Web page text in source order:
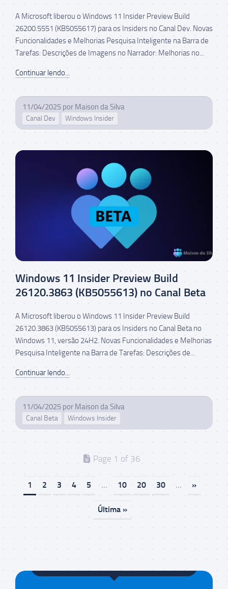
A Microsoft liberou o Windows 11 Insider Preview Build
26200.5551 (KB5055617) para os Insiders no Canal Dev. Novas
Funcionalidades e Melhorias Pesquisa Inteligente na Barra de
Tarefas: Descrições de Imagens no Narrador: Melhorias no...
Continuar lendo...
11/04/2025 por Maison da Silva
Canal Dev Windows Insider
Windows 11 Insider Preview Build
26120.3863 (KB5055613) no Canal Beta
A Microsoft liberou o Windows 11 Insider Preview Build
26120.3863 (KB5055613) para os Insiders no Canal Beta no
Windows 11, versão 24H2. Novas Funcionalidades e Melhorias
Pesquisa Inteligente na Barra de Tarefas: Descrições de...
Continuar lendo...
11/04/2025 por Maison da Silva
Canal Beta Windows Insider
Page 1 of 36
1 2 3 4 5 ... 10 20 30 ... »
Última »